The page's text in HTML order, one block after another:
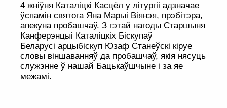
4 жніўня Каталіцкі Касцёл у літургіі адзначае
ўспамін святога Яна Марыі Віянэя, прэбітэра,
апекуна пробашчаў. З гэтай нагоды Старшыня
Канферэнцыі Каталіцкіх Біскупаў
Беларусі арцыбіскуп Юзаф Станеўскі кіруе
словы віншаванняў да пробашчаў, якія нясуць
служэнне ў нашай Бацькаўшчыне і за яе
межамі.